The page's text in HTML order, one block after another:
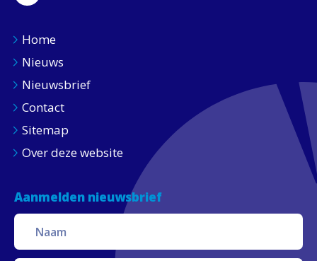
Home
Nieuws
Nieuwsbrief
Contact
Sitemap
Over deze website
Aanmelden nieuwsbrief